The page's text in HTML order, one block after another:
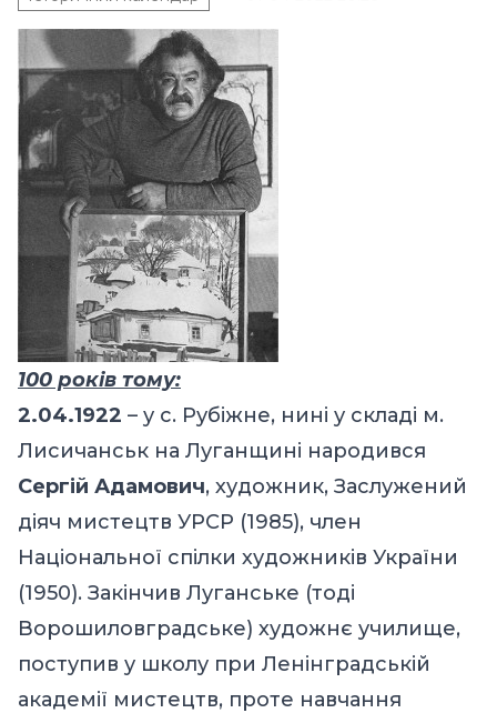
100 років тому:
2.04.1922 – у с. Рубіжне, нині у складі м.
Лисичанськ на Луганщині народився
Сергій Адамович, художник, Заслужений
діяч мистецтв УРСР (1985), член
Національної спілки художників України
(1950). Закінчив Луганське (тоді
Ворошиловградське) художнє училище,
поступив у школу при Ленінградській
академії мистецтв, проте навчання